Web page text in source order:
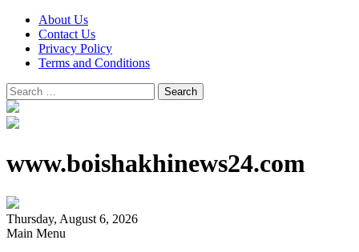
About Us
Contact Us
Privacy Policy
Terms and Conditions
Search
for:
www.boishakhinews24.com
Thursday, August 6, 2026
Main Menu